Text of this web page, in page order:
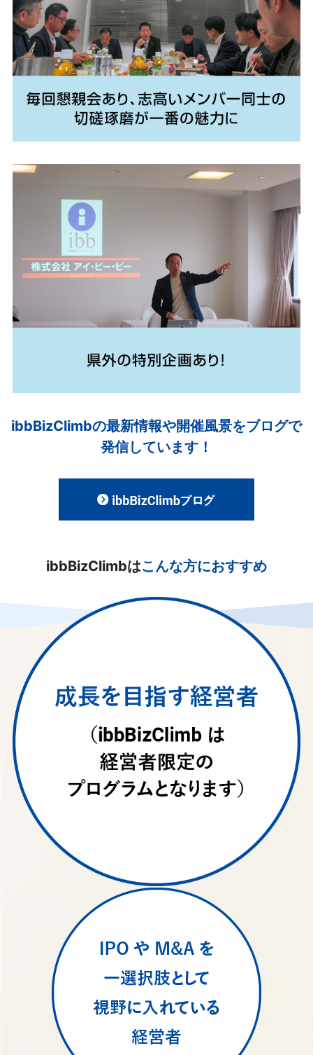
ibbBizClimbの最新情報や開催風景をブログで
発信しています！
ibbBizClimbはこんな方におすすめ